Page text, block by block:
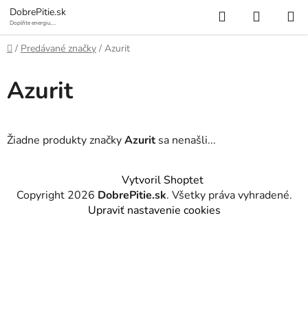
Prejsť
na
obsah
DobrePitie.sk
Doplňte energiu,
Hľadať
KOŠÍK
Domov
/ Predávané značky / Azurit
Azurit
Žiadne produkty značkyAzuritsa nenašli...
Vytvoril Shoptet
Copyright 2026 DobrePitie.sk. Všetky práva vyhradené.
Upraviť nastavenie cookies